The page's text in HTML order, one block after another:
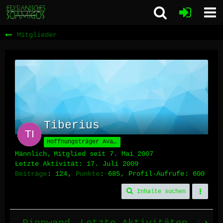
Mitglieder
Tiberius
Hoffnungsträger Avalons
Männlich
Mitglied seit 7. Mai 2007
Letzte Aktivität: 17. Juli 2009
Beiträge
124 Punkte 685 Profil-Aufrufe 600
Inhalte suchen